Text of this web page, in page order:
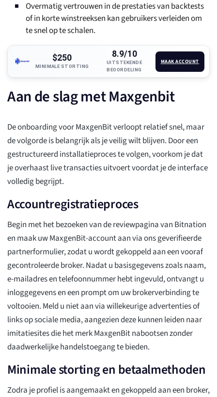
Overmatig vertrouwen in de prestaties van backtests
of in korte winstreeksen kan gebruikers verleiden om
te snel op te schalen.
$250
MINIMALE STORTING
8.9/10
UITSTEKENDE
BEOORDELING
MAAK ACCOUNT
Aan de slag met Maxgenbit
De onboarding voor MaxgenBit verloopt relatief snel, maar
de volgorde is belangrijk als je veilig wilt blijven. Door een
gestructureerd installatieproces te volgen, voorkom je dat
je overhaast live transacties uitvoert voordat je de interface
volledig begrijpt.
Accountregistratieproces
Begin met het bezoeken van de reviewpagina van Bitnation
en maak uw MaxgenBit-account aan via ons geverifieerde
partnerformulier, zodat u wordt gekoppeld aan een vooraf
gecontroleerde broker. Nadat u basisgegevens zoals naam,
e-mailadres en telefoonnummer hebt ingevuld, ontvangt u
inloggegevens en een prompt om uw brokerverbinding te
voltooien. Meld u niet aan via willekeurige advertenties of
links op sociale media, aangezien deze kunnen leiden naar
imitatiesites die het merk MaxgenBit nabootsen zonder
daadwerkelijke handelstoegang te bieden.
Minimale storting en betaalmethoden
Zodra je profiel is aangemaakt en gekoppeld aan een broker,